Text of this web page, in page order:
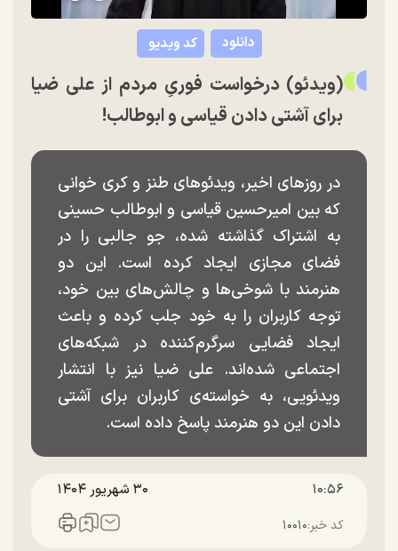
کد ویدیو دانلود
(ویدئو) درخواست فوریِ مردم از علی ضیا
برای آشتی دادن قیاسی و ابوطالب!
در روزهای اخیر، ویدئوهای طنز و کری خوانی
که بین امیرحسین قیاسی و ابوطالب حسینی
به اشتراک گذاشته شده، جو جالبی را در
فضای مجازی ایجاد کرده است. این دو
هنرمند با شوخی‌ها و چالش‌های بین خود،
توجه کاربران را به خود جلب کرده و باعث
ایجاد فضایی سرگرم‌کننده در شبکه‌های
اجتماعی شده‌اند. علی ضیا نیز با انتشار
ویدئویی، به خواسته‌ی کاربران برای آشتی
دادن این دو هنرمند پاسخ داده است.
۱۰:۵۶ ۳۰ شهريور ۱۴۰۴
کد خبر:۱۰۰۱۰